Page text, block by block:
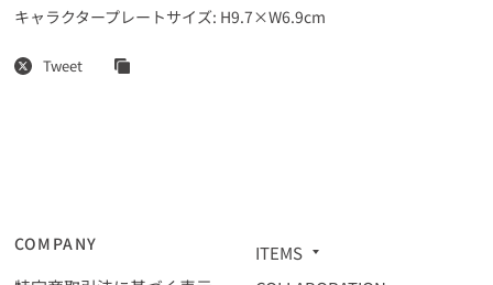
キャラクタープレートサイズ: H9.7×W6.9cm
Tweet
COMPANY
ITEMS